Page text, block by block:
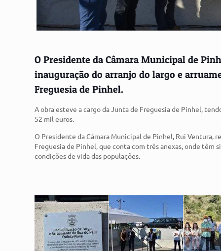
O Presidente da Câmara Municipal de
inauguração do arranjo do largo e
Freguesia de Pinhel.
A obra esteve a cargo da Junta de Freguesia de Pinhel,
52 mil euros.
O Presidente da Câmara Municipal de Pinhel, Rui Ventura,
Freguesia de Pinhel, que conta com três anexas, onde
condições de vida das populações.